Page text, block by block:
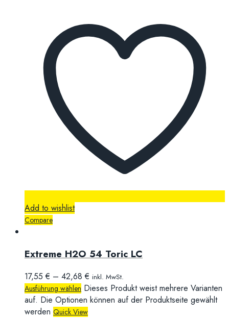
Add to wishlist
Compare
Extreme H2O 54 Toric LC
17,55€ – 42,68€ inkl. MwSt.
Ausführung wählen Dieses Produkt weist mehrere Varianten
auf. Die Optionen können auf der Produktseite gewählt
werden Quick View